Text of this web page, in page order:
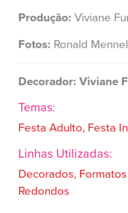
Produção: Viviane
Fotos: Ronald Mennel
Decorador: Viviane
Temas:
Festa Adulto, Festa
Linhas Utilizadas:
Decorados,
Redondos